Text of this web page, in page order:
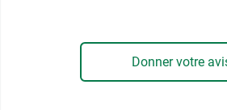
Codexial a été créée par le
pharmacien, expert en biologie
pharmacie galénique. La
Donner votre